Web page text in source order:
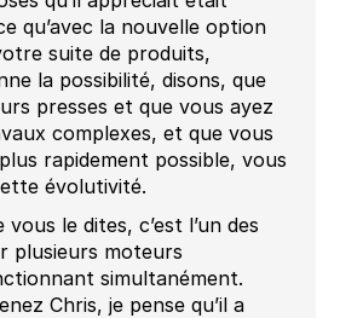
qu’avec la nouvelle option
suite de produits,
la possibilité, disons, que
presses et que vous ayez
complexes, et que vous
rapidement possible, vous
évolutivité.
le dites, c’est l’un des
plusieurs moteurs
simultanément.
Chris, je pense qu’il a